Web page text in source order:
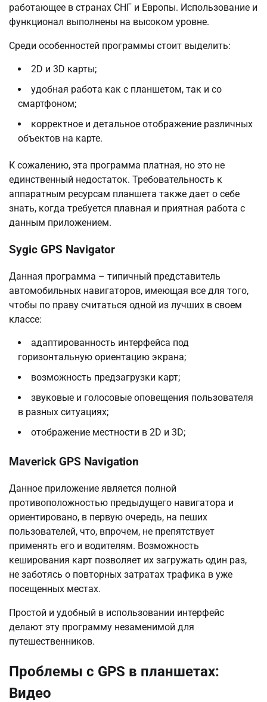
работающее в странах СНГ и Европы. Использование и
функционал выполнены на высоком уровне.
Среди особенностей программы стоит выделить:
2D и 3D карты;
удобная работа как с планшетом, так и со
смартфоном;
корректное и детальное отображение различных
объектов на карте.
К сожалению, эта программа платная, но это не
единственный недостаток. Требовательность к
аппаратным ресурсам планшета также дает о себе
знать, когда требуется плавная и приятная работа с
данным приложением.
Sygic GPS Navigator
Данная программа – типичный представитель
автомобильных навигаторов, имеющая все для того,
чтобы по праву считаться одной из лучших в своем
классе:
адаптированность интерфейса под
горизонтальную ориентацию экрана;
возможность предзагрузки карт;
звуковые и голосовые оповещения пользователя
в разных ситуациях;
отображение местности в 2D и 3D;
Maverick GPS Navigation
Данное приложение является полной
противоположностью предыдущего навигатора и
ориентировано, в первую очередь, на пеших
пользователей, что, впрочем, не препятствует
применять его и водителям. Возможность
кеширования карт позволяет их загружать один раз,
не заботясь о повторных затратах трафика в уже
посещенных местах.
Простой и удобный в использовании интерфейс
делают эту программу незаменимой для
путешественников.
Проблемы с GPS в планшетах:
Видео